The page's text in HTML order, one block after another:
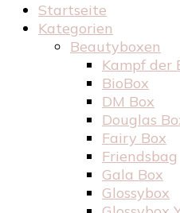
Startseite
Kategorien
Beautyboxen
Kampf der
BioBox
DM Box
Douglas
Fairy Box
Friendsbag
Gala Box
Glossybox